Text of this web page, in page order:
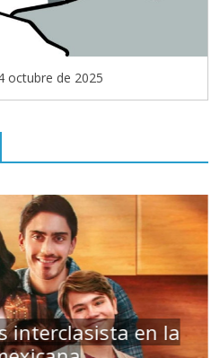
octubre de 2025
interclasista en la